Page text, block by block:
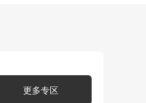
更多专区